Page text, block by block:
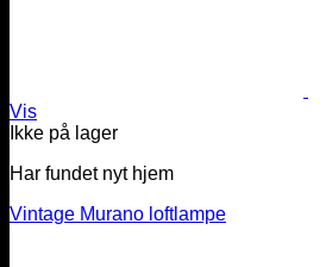
Vis
Ikke på lager
Har fundet nyt hjem
Vintage Murano loftlampe